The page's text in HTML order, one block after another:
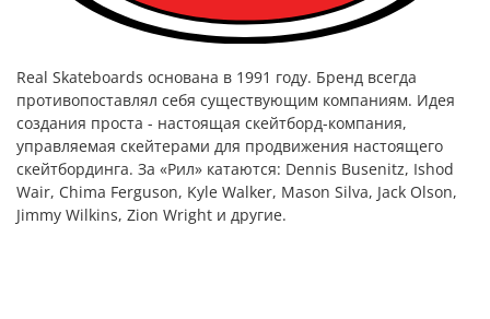
Real Skateboards основана в 1991 году. Бренд всегда
противопоставлял себя существующим компаниям. Идея
создания проста - настоящая скейтборд-компания,
управляемая скейтерами для продвижения настоящего
скейтбординга. За «Рил» катаются: Dennis Busenitz, Ishod
Wair, Chima Ferguson, Kyle Walker, Mason Silva, Jack Olson,
Jimmy Wilkins, Zion Wright и другие.